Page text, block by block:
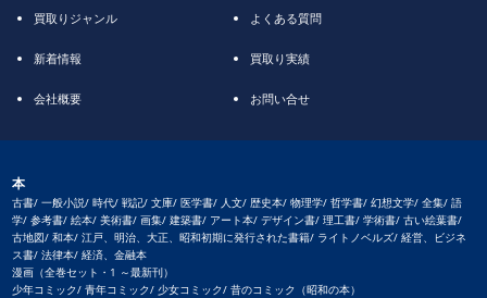
買取りジャンル よくある質問
新着情報 買取り実績
会社概要 お問い合せ
本
古書/ 一般小説/ 時代/ 戦記/ 文庫/ 医学書/ 人文/ 歴史本/ 物理学/ 哲学書/ 幻想文学/ 全集/ 語
学/ 参考書/ 絵本/ 美術書/ 画集/ 建築書/ アート本/ デザイン書/ 理工書/ 学術書/ 古い絵葉書/
古地図/ 和本/ 江戸、明治、大正、昭和初期に発行された書籍/ ライトノベルズ/ 経営、ビジネ
ス書/ 法律本/ 経済、金融本
漫画（全巻セット・1 ～最新刊）
少年コミック/ 青年コミック/ 少女コミック/ 昔のコミック（昭和の本）